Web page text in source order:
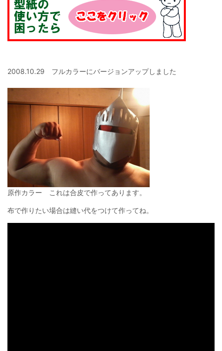
2008.10.29 フルカラーにバージョンアップしました
原作カラー これは合皮で作ってあります。
布で作りたい場合は縫い代をつけて作ってね。